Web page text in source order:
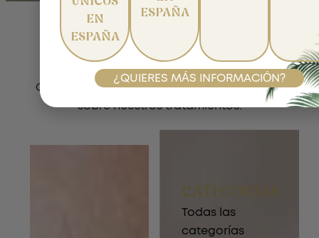
NUESTRO BEAUTY BLOG
TRATAMIENTOS DESTACADOS
Conoce nuestros artículos más destacados
sobre nuestros tratamientos.
CATEGORÍAS
Todas las
categorías
EN
ESPAÑA
ESPAÑA
¿QUIERES MÁS INFORMACIÓN?